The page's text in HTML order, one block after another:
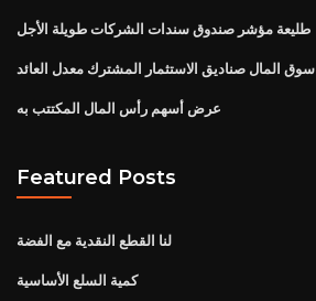
طليعة مؤشر صندوق سندات الشركات طويلة الأجل
سوق المال صناديق الاستثمار المشترك معدل العائد
عرض أسهم رأس المال المكتتب به
Featured Posts
لنا القطع النقدية مع الفضة
كمية السلع الأساسية